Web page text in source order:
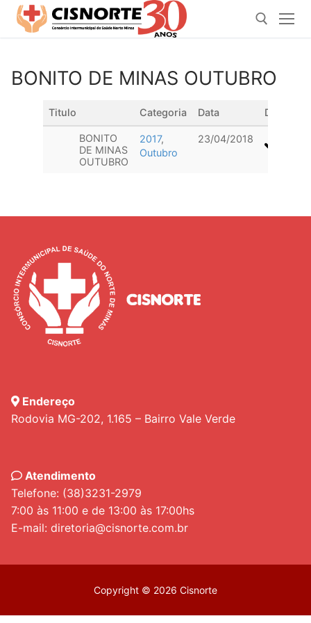
Pular
para
Pesquisar por:
BONITO DE MINAS OUTUBRO
Titulo Categoria Data
BONITO
DE MINAS
OUTUBRO
2017,
Outubro
23/04/2018
Endereço
Rodovia MG-202, 1.165 – Bairro Vale Verde
Atendimento
Telefone: (38)3231-2979
7:00 às 11:00 e de 13:00 às 17:00hs
E-mail: diretoria@cisnorte.com.br
Copyright © 2026 Cisnorte